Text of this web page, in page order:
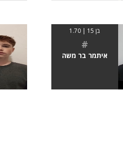
בן 15 | 1.70
#
איתמר בר משה